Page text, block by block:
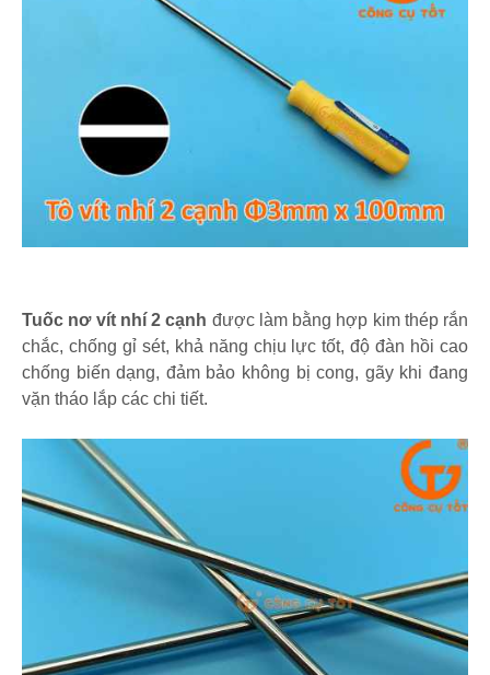
Tuốc nơ vít nhí 2 cạnh được làm bằng hợp kim thép rắn
chắc, chống gỉ sét, khả năng chịu lực tốt, độ đàn hồi cao
chống biến dạng, đảm bảo không bị cong, gãy khi đang
vặn tháo lắp các chi tiết.